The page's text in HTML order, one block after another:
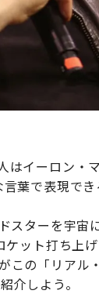
イーロン・
葉で表現でき
スターを宇宙
ット打ち上
の「リアル
介しよう。